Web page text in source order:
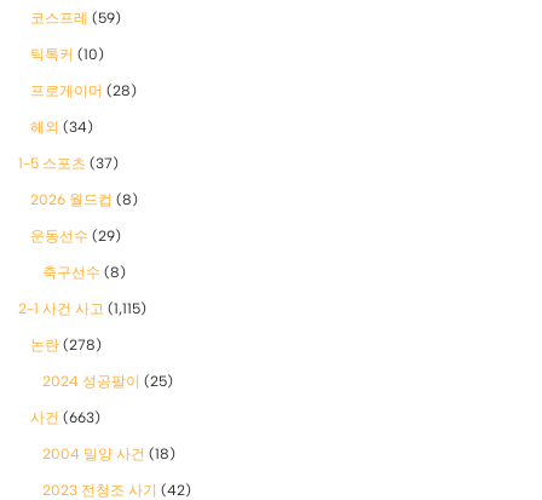
코스프레 (59)
틱톡커 (10)
프로게이머 (28)
해외 (34)
1-5 스포츠 (37)
2026 월드컵 (8)
운동선수 (29)
축구선수 (8)
2-1 사건 사고 (1,115)
논란 (278)
2024 성공팔이 (25)
사건 (663)
2004 밀양 사건 (18)
2023 전청조 사기 (42)